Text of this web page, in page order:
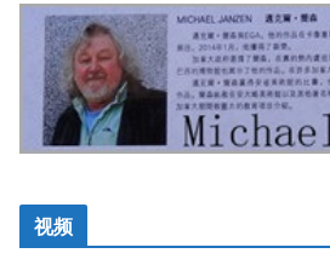
视频